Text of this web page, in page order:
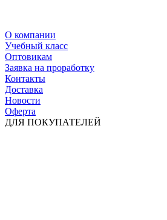
О компании
Учебный класс
Оптовикам
Заявка на проработку
Контакты
Доставка
Новости
Оферта
ДЛЯ ПОКУПАТЕЛЕЙ